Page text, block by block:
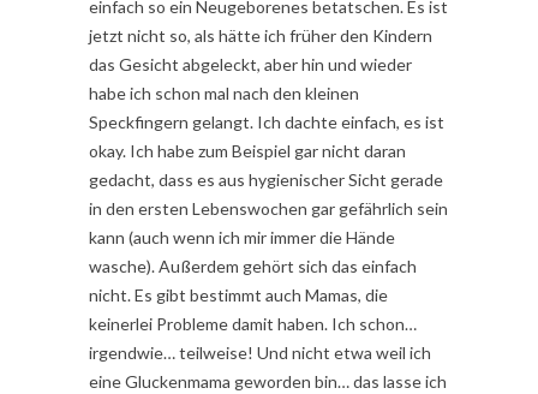
einfach so ein Neugeborenes betatschen. Es ist
jetzt nicht so, als hätte ich früher den Kindern
das Gesicht abgeleckt, aber hin und wieder
habe ich schon mal nach den kleinen
Speckfingern gelangt. Ich dachte einfach, es ist
okay. Ich habe zum Beispiel gar nicht daran
gedacht, dass es aus hygienischer Sicht gerade
in den ersten Lebenswochen gar gefährlich sein
kann (auch wenn ich mir immer die Hände
wasche). Außerdem gehört sich das einfach
nicht. Es gibt bestimmt auch Mamas, die
keinerlei Probleme damit haben. Ich schon…
irgendwie… teilweise! Und nicht etwa weil ich
eine Gluckenmama geworden bin… das lasse ich